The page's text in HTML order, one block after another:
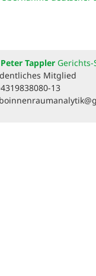
Peter Tappler
Mitglied
13